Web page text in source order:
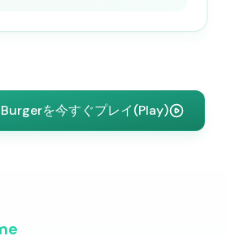
を今すぐプレイ(Play)